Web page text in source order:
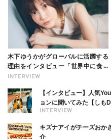
INTERVIEW
木下ゆうかがグローバルに活躍する
理由をインタビュー「世界中に食べ
る幸せを伝えたい」新事務所加入に
INTERVIEW
【インタビュー】人気
ョンに聞いてみた【しもD
キズナアイがチーズおか
介